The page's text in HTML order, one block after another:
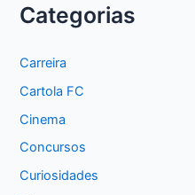
Categorias
Carreira
Cartola FC
Cinema
Concursos
Curiosidades